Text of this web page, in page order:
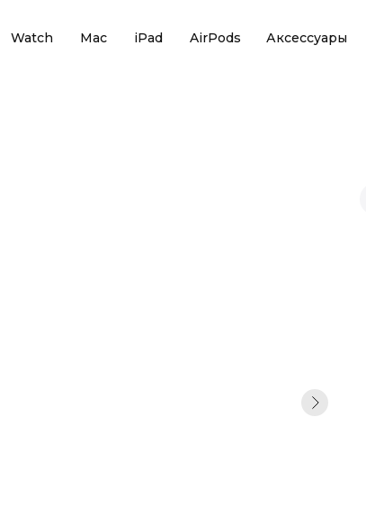
Watch Mac iPad AirPods Аксессуары